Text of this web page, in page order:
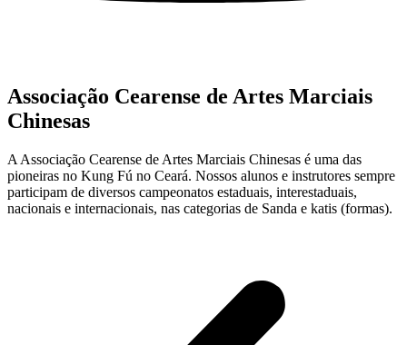
Associação Cearense de Artes Marciais
Chinesas
A Associação Cearense de Artes Marciais Chinesas é uma das
pioneiras no Kung Fú no Ceará. Nossos alunos e instrutores sempre
participam de diversos campeonatos estaduais, interestaduais,
nacionais e internacionais, nas categorias de Sanda e katis (formas).